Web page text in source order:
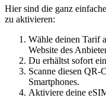
Hier sind die ganz
zu aktivieren:
Wähle deinen Tarif
Website des
Du erhältst sofort
Scanne diesen QR-
Smartphones.
Aktiviere deine